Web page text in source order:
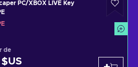
PC/XBOX LIVE Key
de